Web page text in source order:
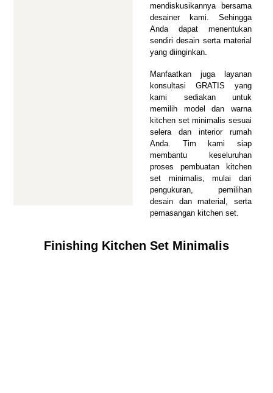
mendiskusikannya bersama
desainer kami. Sehingga
Anda dapat menentukan
sendiri desain serta material
yang diinginkan.
Manfaatkan juga layanan
konsultasi GRATIS yang
kami sediakan untuk
memilih model dan warna
kitchen set minimalis sesuai
selera dan interior rumah
Anda. Tim kami siap
membantu keseluruhan
proses pembuatan kitchen
set minimalis, mulai dari
pengukuran, pemilihan
desain dan material, serta
pemasangan kitchen set.
Finishing Kitchen Set Minimalis